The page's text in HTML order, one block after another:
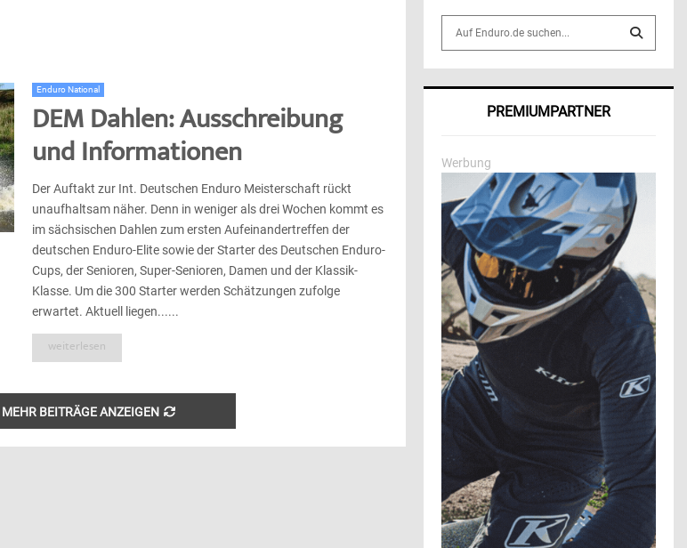
Enduro National
DEM Dahlen: Ausschreibung
und Informationen
Der Auftakt zur Int. Deutschen Enduro Meisterschaft rückt
unaufhaltsam näher. Denn in weniger als drei Wochen kommt es
im sächsischen Dahlen zum ersten Aufeinandertreffen der
deutschen Enduro-Elite sowie der Starter des Deutschen Enduro-
Cups, der Senioren, Super-Senioren, Damen und der Klassik-
Klasse. Um die 300 Starter werden Schätzungen zufolge
erwartet. Aktuell liegen......
weiterlesen
MEHR BEITRÄGE ANZEIGEN
o
r
S
R
C
PREMIUMPARTNER
Werbung